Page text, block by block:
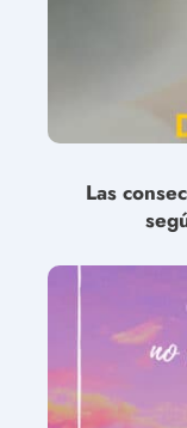
Las